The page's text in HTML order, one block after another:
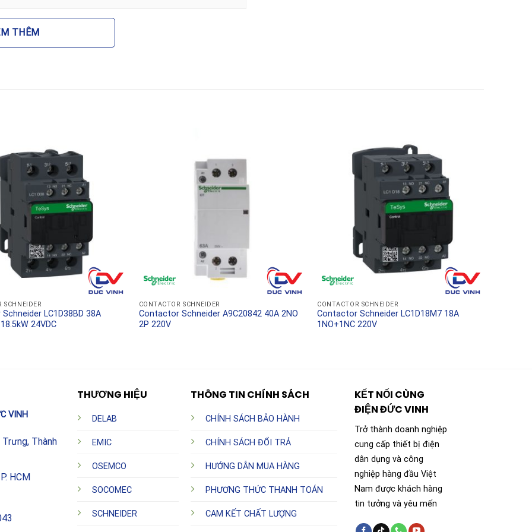
phẩm
cho nhiều loại hệ thống khác nhau:
suất lớn tại nhà xưởng, sân thể thao hoặc khu vực
gói, băng tải và các dây chuyền sản xuất tự động hóa
chính hãng?
sử dụng
phẩm chính hãng luôn đi kèm với đầy đủ chứng nhận
bố của nhà sản xuất. Điều này không chỉ giúp thiết
thiết bị hạ nguồn, tránh những thiệt hại không đáng
THÊM
SCHNEIDER
LC1D38BD 38A
24VDC
CONTACTOR SCHNEIDER
Contactor Schneider A9C20842 40A 2NO
2P 220V
CONTACTOR SCHNEIDER
Contactor Schneider LC1D18M7 18A
1NO+1NC 220V
VINH
Thành
HCM
THƯƠNG HIỆU
DELAB
EMIC
OSEMCO
SOCOMEC
SCHNEIDER
THÔNG TIN CHÍNH SÁCH
CHÍNH SÁCH BẢO HÀNH
CHÍNH SÁCH ĐỔI TRẢ
HƯỚNG DẪN MUA HÀNG
PHƯƠNG THỨC THANH TOÁN
CAM KẾT CHẤT LƯỢNG
KẾT NỐI CÙNG
ĐIỆN ĐỨC VINH
Trở thành doanh nghiệp
cung cấp thiết bị điện
dân dụng và công
nghiệp hàng đầu Việt
Nam được khách hàng
tin tưởng và yêu mến